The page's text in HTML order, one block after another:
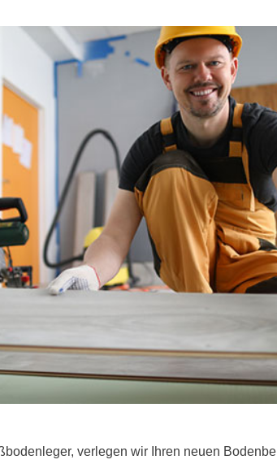
verlegen wir Ihren neuen